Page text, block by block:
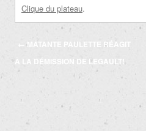
Clique du plateau.
Navigation
des
articles
← MATANTE PAULETTE RÉAGIT
À LA DÉMISSION DE LEGAULT!